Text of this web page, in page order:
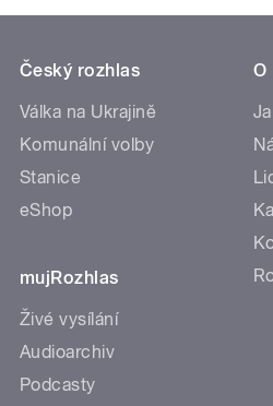
Český rozhlas
Válka na Ukrajině
Komunální volby
Stanice
eShop
mujRozhlas
Živé vysílání
Audioarchiv
Podcasty
O